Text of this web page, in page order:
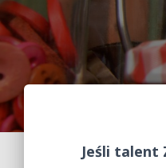
Jeśli talent